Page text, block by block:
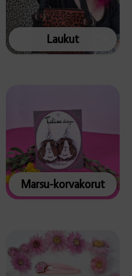
Laukut
Marsu-korvakorut